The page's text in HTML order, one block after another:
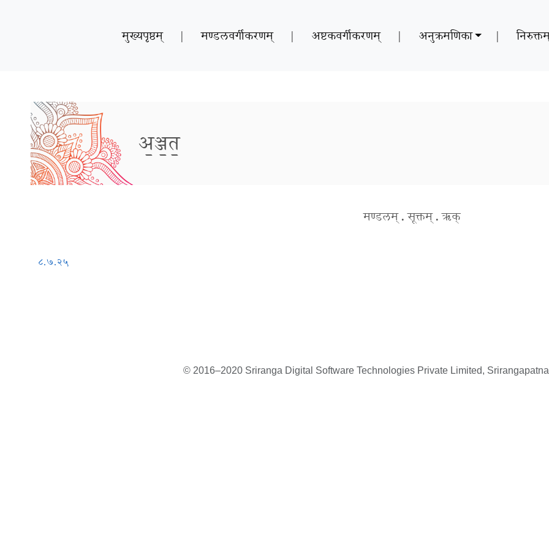
मुख्यपृष्ठम् | मण्डलवर्गीकरणम् | अष्टकवर्गीकरणम् | अनुक्रमणिका |
अ॒ञ्ज॒त॒
मण्डलम् . सूक्तम् . ऋक्
८.७.२५
© 2016–2020 Sriranga Digital Software Technologies Private Limited,